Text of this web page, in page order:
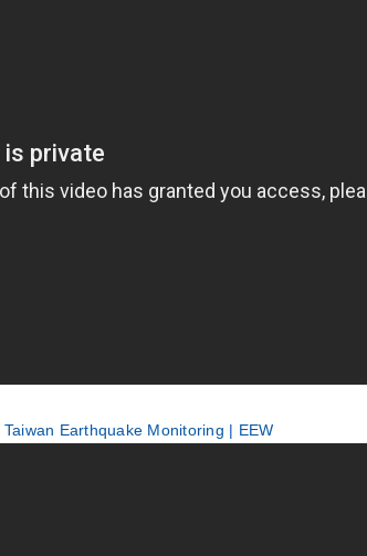
Taiwan Earthquake Monitoring | EEW